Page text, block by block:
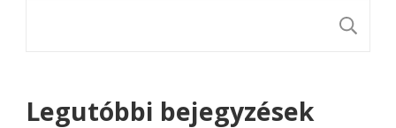
Legutóbbi bejegyzések